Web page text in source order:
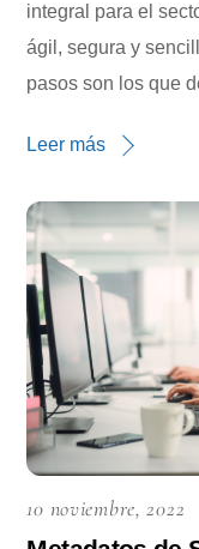
integral para el
ágil, segura y
pasos son los que
Leer más
10 noviembre, 2022